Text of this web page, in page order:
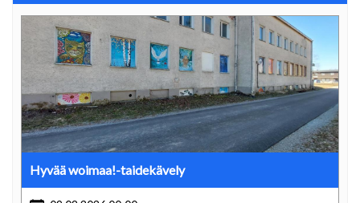
Hyvää woimaa!-taidekävely